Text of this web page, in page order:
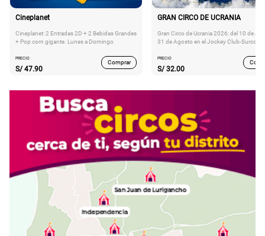
Cineplanet
Cineplanet: 2 Entradas 2D + 2 Bebidas Grandes
+ Pop corn gigante. Lunes a Domingo
PRECIO
S/ 47.90
Comprar
GRAN CIRCO DE UCRANIA
Gran Circo de Ucrania 2026: del 10 de
31 de Agosto en el Jockey Club-Surco
PRECIO
S/ 32.00